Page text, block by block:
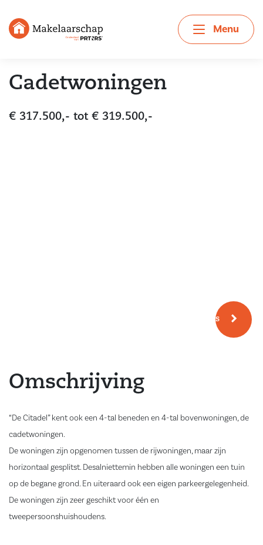
Menu
Cadetwoningen
€ 317.500,- tot € 319.500,-
Meer fotos
Omschrijving
“De Citadel” kent ook een 4-tal beneden en 4-tal bovenwoningen, de
cadetwoningen.
De woningen zijn opgenomen tussen de rijwoningen, maar zijn
horizontaal gesplitst. Desalniettemin hebben alle woningen een tuin
op de begane grond. En uiteraard ook een eigen parkeergelegenheid.
De woningen zijn zeer geschikt voor één en
tweepersoonshuishoudens.